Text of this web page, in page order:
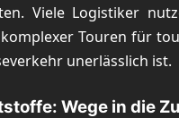
Viele Logistiker
Touren für
unerlässlich ist.
Wege in die